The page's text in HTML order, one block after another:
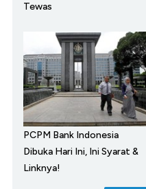
Tewas
PCPM Bank Indonesia
Dibuka Hari Ini, Ini Syarat &
Linknya!